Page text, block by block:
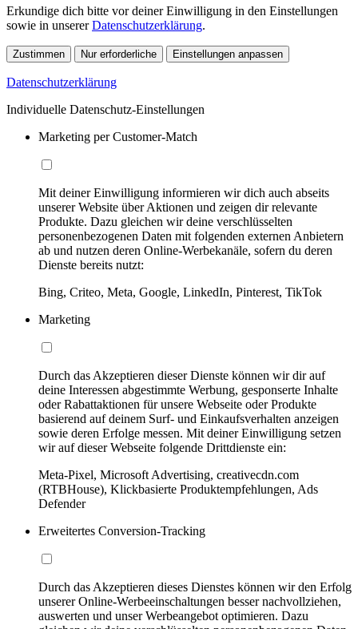
Erkundige dich bitte vor deiner Einwilligung in den Einstellungen
sowie in unsererDatenschutzerklärung.
Zustimmen Nur erforderliche Einstellungen anpassen
Datenschutzerklärung
Individuelle Datenschutz-Einstellungen
Marketing per Customer-Match
Mit deiner Einwilligung informieren wir dich auch abseits
unserer Website über Aktionen und zeigen dir relevante
Produkte. Dazu gleichen wir deine verschlüsselten
personenbezogenen Daten mit folgenden externen Anbietern
ab und nutzen deren Online-Werbekanäle, sofern du deren
Dienste bereits nutzt:
Bing, Criteo, Meta, Google, LinkedIn, Pinterest, TikTok
Marketing
Durch das Akzeptieren dieser Dienste können wir dir auf
deine Interessen abgestimmte Werbung, gesponserte Inhalte
oder Rabattaktionen für unsere Webseite oder Produkte
basierend auf deinem Surf- und Einkaufsverhalten anzeigen
sowie deren Erfolge messen. Mit deiner Einwilligung setzen
wir auf dieser Webseite folgende Drittdienste ein:
Meta-Pixel, Microsoft Advertising, creativecdn.com
(RTBHouse), Klickbasierte Produktempfehlungen, Ads
Defender
Erweitertes Conversion-Tracking
Durch das Akzeptieren dieses Dienstes können wir den Erfolg
unserer Online-Werbeeinschaltungen besser nachvollziehen,
auswerten und unser Werbeangebot optimieren. Dazu